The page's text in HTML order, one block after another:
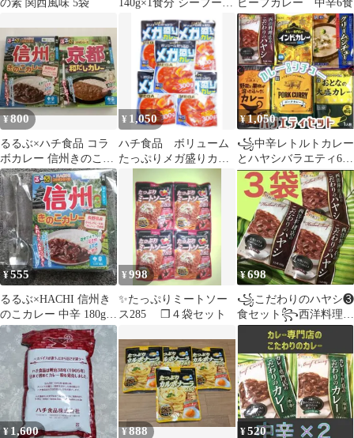
の素 関西風味 5袋
140g×1食分 シーフード
ドリア 140g×1食分
ビーフカレー 中辛6食
¥800
るるぶ×ハチ食品 コラ
ボカレー 信州きのこ•
京都和だし2種セット
¥ 1,050
ハチ食品 ボリューム
たっぷりメガ盛りカレ
ー 辛口 300g5袋セッ
ト カレー
¥1,050
꧁中辛レトルトカレー
とハヤシバラエティ6食
セット꧂味くらべまと
め売り☪️時短温活.
¥555
るるぶ×HACHI 信州き
のこカレー 中辛 180g
スプーン付
¥998
✨たっぷりミートソー
ス285 ❒４袋セット
¥698
꧁こだわりのハヤシ❸
食セット꧂西洋料理店
の味と香り♦️完熟トマト
とビーフレトルトj
¥ 1,600 ¥888 ¥520